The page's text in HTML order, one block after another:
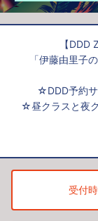
【DDD
「伊藤由里子
☆DDD予約サ
☆昼クラスと夜
受付